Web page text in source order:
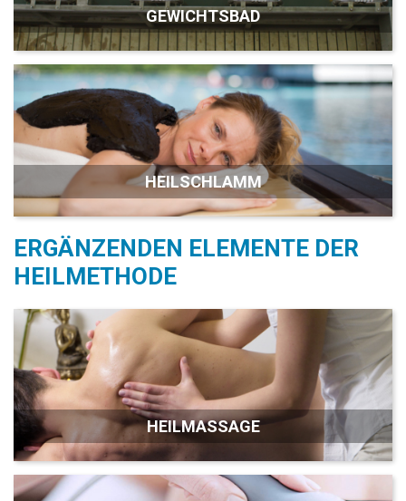
GEWICHTSBAD
HEILSCHLAMM
ERGÄNZENDEN ELEMENTE DER
HEILMETHODE
HEILMASSAGE